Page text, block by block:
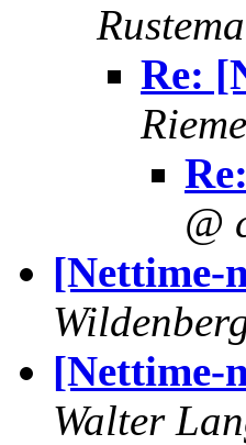
Rustema
Re:
@
[Nettime-
[Nettime-
Walter